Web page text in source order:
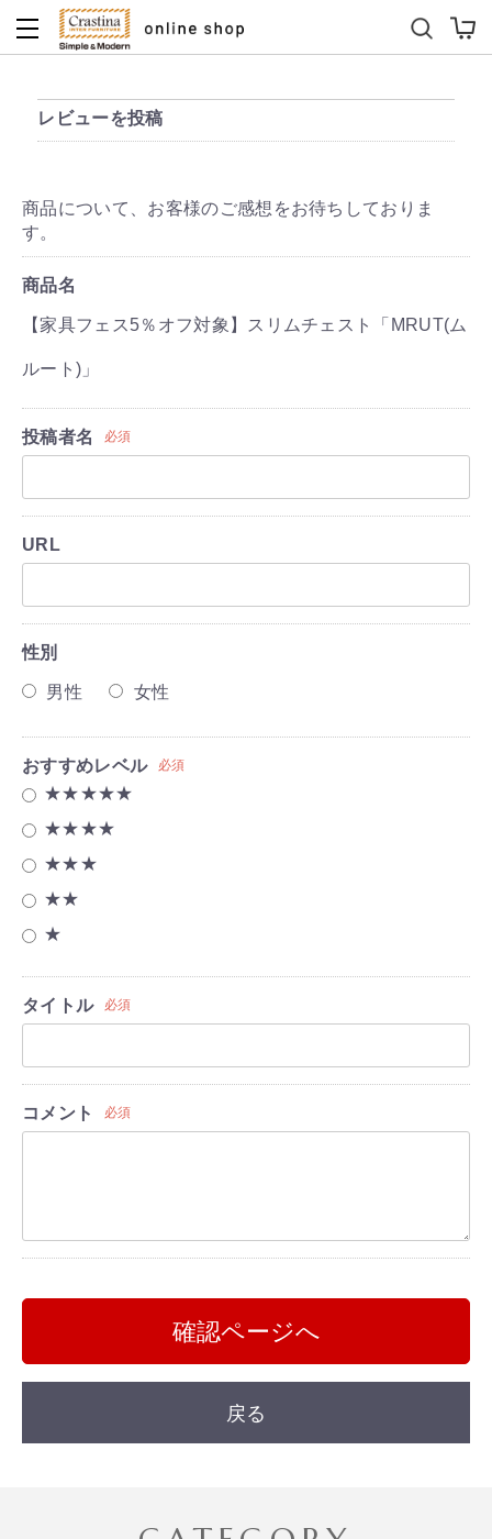
ダイニングテーブルセット
レビューを投稿
商品について、お客様のご感想をお待ちしておりま
す。
商品名
【家具フェス5％オフ対象】スリムチェスト「MRUT(ム
ルート)」
投稿者名 必須
URL
性別
男性 女性
おすすめレベル 必須
★★★★★
★★★★
★★★
★★
★
タイトル 必須
コメント 必須
確認ページへ
戻る